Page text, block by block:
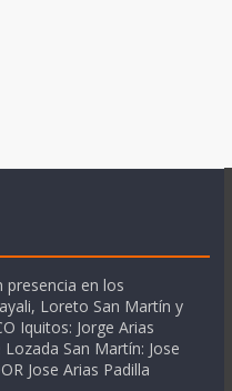
presencia en los
Loreto San Martín y
Iquitos: Jorge Arias
San Martín: Jose
Jose Arias Padilla